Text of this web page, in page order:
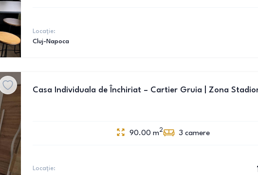
Locație:
Cluj-Napoca
Casa Individuala de Închiriat – Cartier Gruia | Zona
90.00 m2 3 camere
Locație: